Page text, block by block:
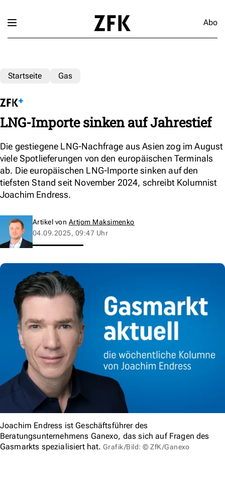
Abo
Startseite Gas
LNG-Importe sinken auf Jahrestief
Die gestiegene LNG-Nachfrage aus Asien zog im August
viele Spotlieferungen von den europäischen Terminals
ab. Die europäischen LNG-Importe sinken auf den
tiefsten Stand seit November 2024, schreibt Kolumnist
Joachim Endress.
Artikel von Artjom Maksimenko
04.09.2025, 09:47 Uhr
Joachim Endress ist Geschäftsführer des
Beratungsunternehmens Ganexo, das sich auf Fragen des
Gasmarkts spezialisiert hat. Grafik/Bild: © ZfK/Ganexo